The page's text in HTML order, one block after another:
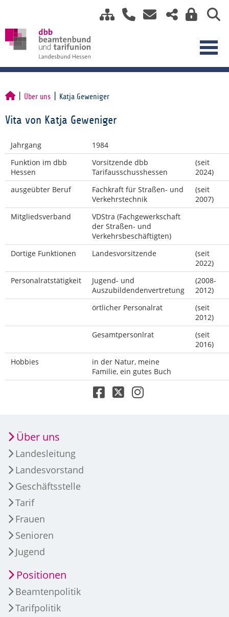
Über uns Katja Geweniger
Vita von Katja Geweniger
Jahrgang
1984
Funktion im dbb
Hessen
Vorsitzende dbb
Tarifausschusshessen
(seit
2024)
ausgeübter Beruf
Fachkraft für Straßen- und
Verkehrstechnik
(seit
2007)
Mitgliedsverband
VDStra (Fachgewerkschaft
der Straßen- und
Verkehrsbeschäftigten)
Dortige Funktionen
Landesvorsitzende
(seit
2022)
Personalratstätigkeit
Jugend- und
Auszubildendenvertretung
(2008-
2012)
örtlicher Personalrat
(seit
2012)
Gesamtpersonlrat
(seit
2016)
Hobbies
in der Natur, meine
Familie, ein gutes Buch
Über uns
Landesleitung
Landesvorstand
Geschäftsstelle
Tarif
Frauen
Senioren
Jugend
Positionen
Beamtenpolitik
Tarifpolitik